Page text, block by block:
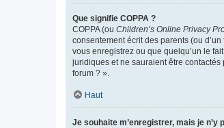
Que signifie COPPA ?
COPPA (ou Children’s Online Privacy
consentement écrit des parents (ou
vous enregistrez ou que quelqu’un le
juridiques et ne sauraient être
forum ? ».
Haut
Je souhaite m’enregistrer, mais je n’y